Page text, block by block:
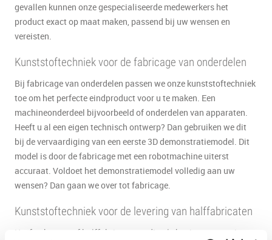
gevallen kunnen onze gespecialiseerde medewerkers het
product exact op maat maken, passend bij uw wensen en
vereisten.
Kunststoftechniek voor de fabricage van onderdelen
Bij fabricage van onderdelen passen we onze kunststoftechniek
toe om het perfecte eindproduct voor u te maken. Een
machineonderdeel bijvoorbeeld of onderdelen van apparaten.
Heeft u al een eigen technisch ontwerp? Dan gebruiken we dit
bij de vervaardiging van een eerste 3D demonstratiemodel. Dit
model is door de fabricage met een robotmachine uiterst
accuraat. Voldoet het demonstratiemodel volledig aan uw
wensen? Dan gaan we over tot fabricage.
Kunststoftechniek voor de levering van halffabricaten
Heeft u kunststof halffabricaten nodig als basis voor uw eigen